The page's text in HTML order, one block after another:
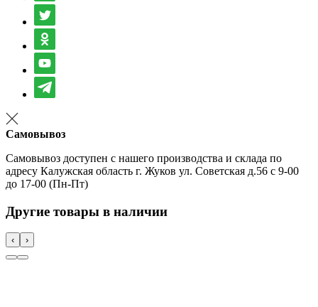
Самовывоз
Самовывоз доступен с нашего производства и склада по
адресу Калужская область г. Жуков ул. Советская д.56 с 9-00
до 17-00 (Пн-Пт)
Другие товары в наличии
‹ ›